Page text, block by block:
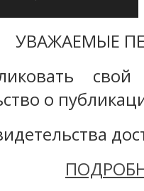
УВАЖАЕМЫЕ
о